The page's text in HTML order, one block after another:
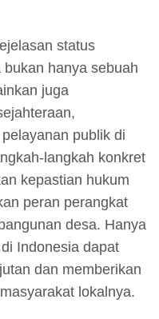
status
hanya sebuah
juga
publik di
langkah konkret
kepastian hukum
peran perangkat
desa. Hanya
Indonesia dapat
dan memberikan
lokalnya.